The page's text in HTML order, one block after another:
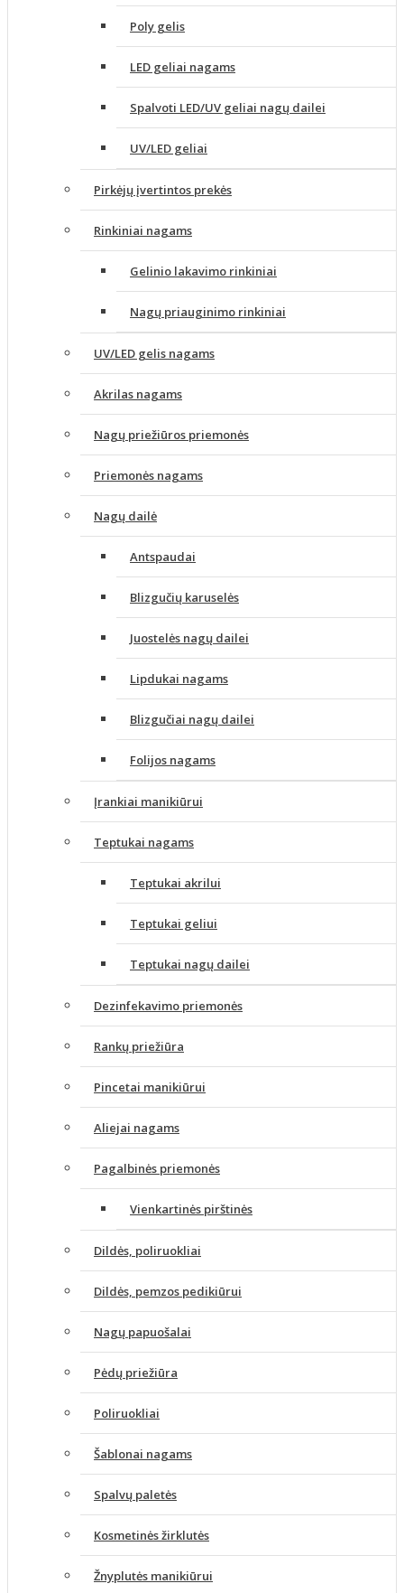
Poly gelis
LED geliai nagams
Spalvoti LED/UV geliai nagų dailei
UV/LED geliai
Pirkėjų įvertintos prekės
Rinkiniai nagams
Gelinio lakavimo rinkiniai
Nagų priauginimo rinkiniai
UV/LED gelis nagams
Akrilas nagams
Nagų priežiūros priemonės
Priemonės nagams
Nagų dailė
Antspaudai
Blizgučių karuselės
Juostelės nagų dailei
Lipdukai nagams
Blizgučiai nagų dailei
Folijos nagams
Įrankiai manikiūrui
Teptukai nagams
Teptukai akrilui
Teptukai geliui
Teptukai nagų dailei
Dezinfekavimo priemonės
Rankų priežiūra
Pincetai manikiūrui
Aliejai nagams
Pagalbinės priemonės
Vienkartinės pirštinės
Dildės, poliruokliai
Dildės, pemzos pedikiūrui
Nagų papuošalai
Pėdų priežiūra
Poliruokliai
Šablonai nagams
Spalvų paletės
Kosmetinės žirklutės
Žnyplutės manikiūrui